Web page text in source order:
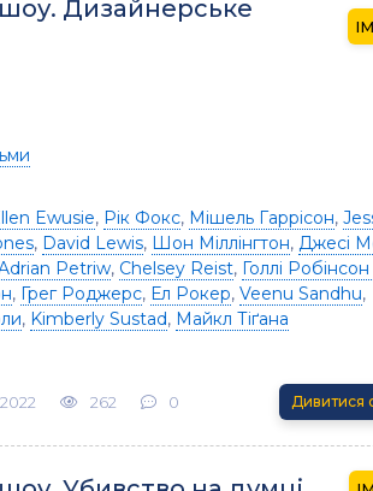
Дизайнерське
Ewusie, Рік Фокс, Мішель Гаррісон,
, David Lewis, Шон Міллінгтон, Джесі
Petriw, Chelsey Reist, Голлі Робінсон
, Грег Роджерс, Ел Рокер, Veenu Sandhu,
, Kimberly Sustad, Майкл Тіґана
262 0 Дивитися